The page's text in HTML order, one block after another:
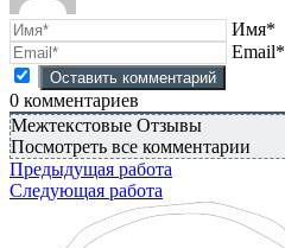
Имя*
Email*
0 комментариев
Межтекстовые Отзывы
Посмотреть все комментарии
Предыдущая работа
Следующая работа